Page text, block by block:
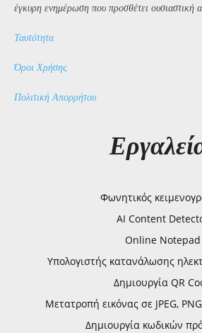
έγκυρη ενημέρωση που προσθέτει ουσιαστική
Ταυτότητα
Όροι Χρήσης
Πολιτική Απορρήτου
Φωνητικός
AI Content
Online Notepad
Υπολογιστής κατανάλωσης
Δημιουργία QR
Μετατροπή εικόνας σε JPEG,
Δημιουργία κωδικών